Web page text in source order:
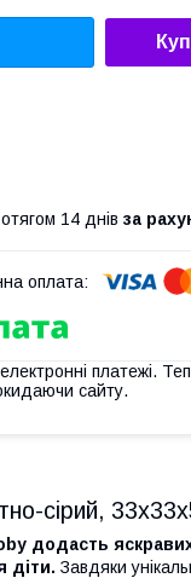
14 днів за
платежі.
сайту.
сірий,
додасть
діти. Завдяки